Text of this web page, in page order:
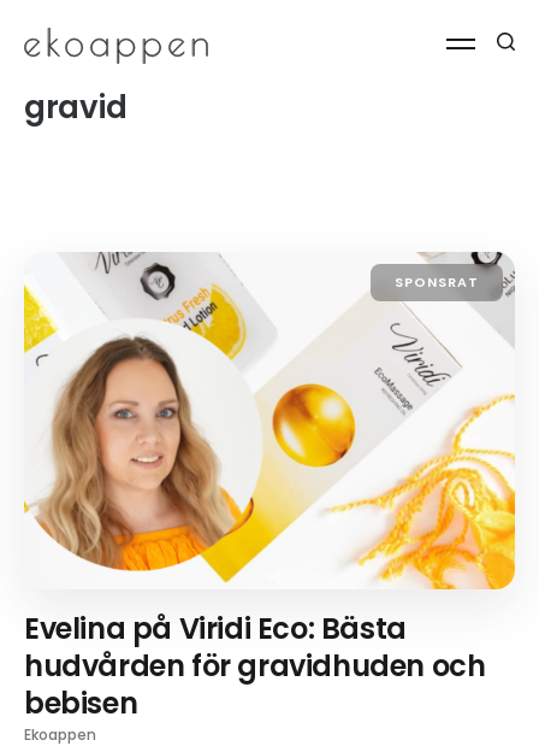
gravid
SPONSRAT
Evelina på Viridi Eco: Bästa
hudvården för gravidhuden och
bebisen
Ekoappen